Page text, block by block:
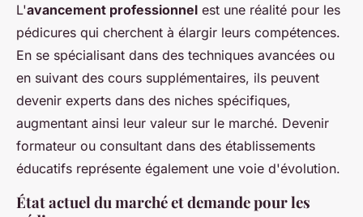
L'avancement professionnel est une réalité pour les
pédicures qui cherchent à élargir leurs compétences.
En se spécialisant dans des techniques avancées ou
en suivant des cours supplémentaires, ils peuvent
devenir experts dans des niches spécifiques,
augmentant ainsi leur valeur sur le marché. Devenir
formateur ou consultant dans des établissements
éducatifs représente également une voie d'évolution.
État actuel du marché et demande pour les